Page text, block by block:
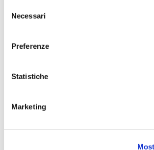
delNecessari
Preferenze
Statistiche
Marketing
Aziendale per Lavori Servizi e
MAGGIOLI SPA - cod. fisc.
2310,0000
pronta